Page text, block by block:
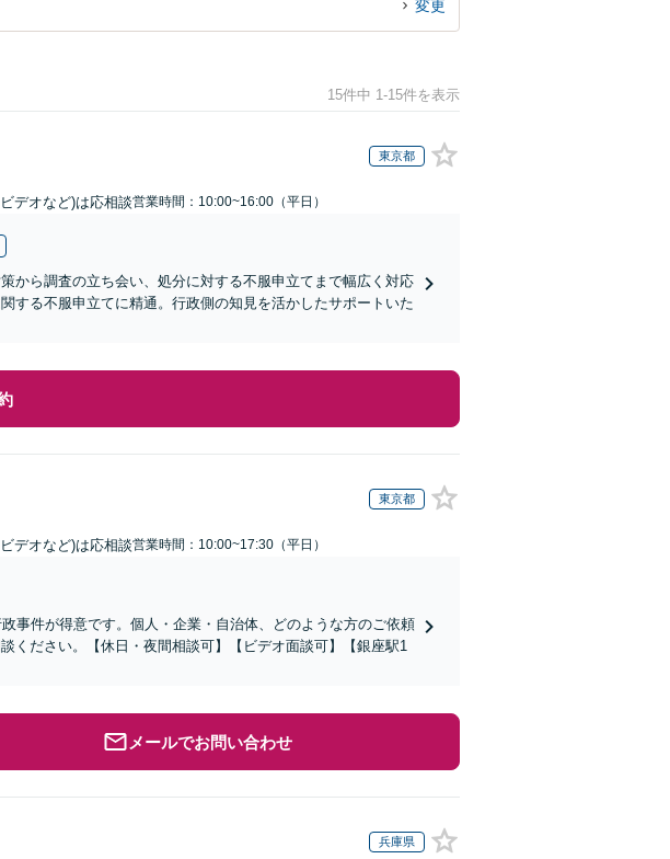
変更
15件中 1-15件を表示
東京都
デオなど)は応相談営業時間：10:00~16:00（平日）
から調査の立ち会い、処分に対する不服申立てまで幅広く対応
する不服申立てに精通。行政側の知見を活かしたサポートいた
東京都
デオなど)は応相談営業時間：10:00~17:30（平日）
事件が得意です。個人・企業・自治体、どのような方のご依頼
ください。【休日・夜間相談可】【ビデオ面談可】【銀座駅1
メールでお問い合わせ
兵庫県